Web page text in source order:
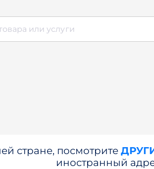
стране, посмотрите
иностранный